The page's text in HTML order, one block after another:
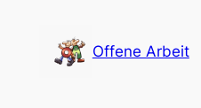
Offene Arbeit